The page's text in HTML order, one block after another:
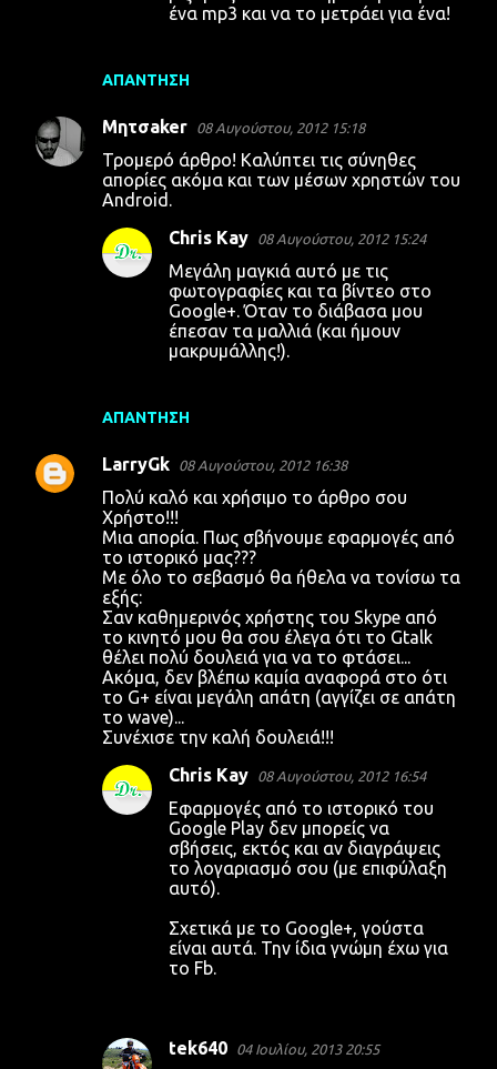
ΑΠΆΝΤΗΣΗ
ένα mp3 και να το μετράει για ένα!
Μητσaker 08 Αυγούστου, 2012 15:18
Τρομερό άρθρο! Καλύπτει τις σύνηθες
απορίες ακόμα και των μέσων χρηστών του
Android.
ΑΠΆΝΤΗΣΗ
Chris Kay 08 Αυγούστου, 2012 15:24
Μεγάλη μαγκιά αυτό με τις
φωτογραφίες και τα βίντεο στο
Google+. Όταν το διάβασα μου
έπεσαν τα μαλλιά (και ήμουν
μακρυμάλλης!).
LarryGk 08 Αυγούστου, 2012 16:38
Πολύ καλό και χρήσιμο το άρθρο σου
Χρήστο!!!
Μια απορία. Πως σβήνουμε εφαρμογές από
το ιστορικό μας???
Με όλο το σεβασμό θα ήθελα να τονίσω τα
εξής:
Σαν καθημερινός χρήστης του Skype από
το κινητό μου θα σου έλεγα ότι το Gtalk
θέλει πολύ δουλειά για να το φτάσει...
Ακόμα, δεν βλέπω καμία αναφορά στο ότι
το G+ είναι μεγάλη απάτη (αγγίζει σε απάτη
το wave)...
Συνέχισε την καλή δουλειά!!!
Chris Kay 08 Αυγούστου, 2012 16:54
Εφαρμογές από το ιστορικό του
Google Play δεν μπορείς να
σβήσεις, εκτός και αν διαγράψεις
το λογαριασμό σου (με επιφύλαξη
αυτό).
Σχετικά με το Google+, γούστα
είναι αυτά. Την ίδια γνώμη έχω για
το Fb.
tek640 04 Ιουλίου, 2013 20:55